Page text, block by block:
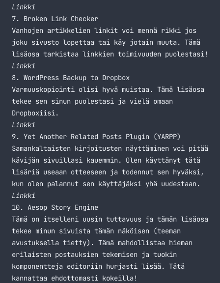
Linkki
7. Broken Link Checker
Vanhojen artikkelien linkit voi mennä rikki jos
joku sivusto lopettaa tai käy jotain muuta. Tämä
lisäosa tarkistaa linkkien toimivuuden puolestasi!
Linkki
8. WordPress Backup to Dropbox
Varmuuskopiointi olisi hyvä muistaa. Tämä lisäosa
tekee sen sinun puolestasi ja vielä omaan
Dropboxiisi.
Linkki
9. Yet Another Related Posts Plugin (YARPP)
Samankaltaisten kirjoitusten näyttäminen voi pitää
kävijän sivuillasi kauemmin. Olen käyttänyt tätä
lisäriä useaan otteeseen ja todennut sen hyväksi,
kun olen palannut sen käyttäjäksi yhä uudestaan.
Linkki
10. Aesop Story Engine
Tämä on itselleni uusin tuttavuus ja tämän lisäosa
tekee minun sivuista tämän näköisen (teeman
avustuksella tietty). Tämä mahdollistaa hieman
erilaisten postauksien tekemisen ja tuokin
komponentteja editoriin hurjasti lisää. Tätä
kannattaa ehdottomasti kokeilla!